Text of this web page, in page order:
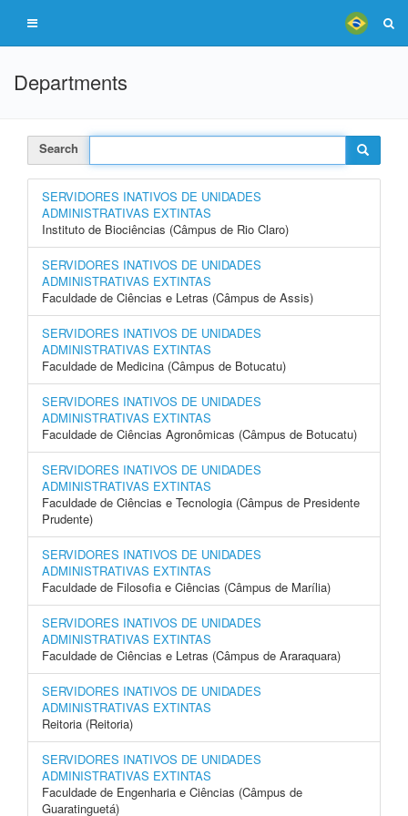
Departments
Search
SERVIDORES INATIVOS DE UNIDADES
ADMINISTRATIVAS EXTINTAS
Instituto de Biociências (Câmpus de Rio Claro)
SERVIDORES INATIVOS DE UNIDADES
ADMINISTRATIVAS EXTINTAS
Faculdade de Ciências e Letras (Câmpus de Assis)
SERVIDORES INATIVOS DE UNIDADES
ADMINISTRATIVAS EXTINTAS
Faculdade de Medicina (Câmpus de Botucatu)
SERVIDORES INATIVOS DE UNIDADES
ADMINISTRATIVAS EXTINTAS
Faculdade de Ciências Agronômicas (Câmpus de Botucatu)
SERVIDORES INATIVOS DE UNIDADES
ADMINISTRATIVAS EXTINTAS
Faculdade de Ciências e Tecnologia (Câmpus de Presidente
Prudente)
SERVIDORES INATIVOS DE UNIDADES
ADMINISTRATIVAS EXTINTAS
Faculdade de Filosofia e Ciências (Câmpus de Marília)
SERVIDORES INATIVOS DE UNIDADES
ADMINISTRATIVAS EXTINTAS
Faculdade de Ciências e Letras (Câmpus de Araraquara)
SERVIDORES INATIVOS DE UNIDADES
ADMINISTRATIVAS EXTINTAS
Reitoria (Reitoria)
SERVIDORES INATIVOS DE UNIDADES
ADMINISTRATIVAS EXTINTAS
Faculdade de Engenharia e Ciências (Câmpus de
Guaratinguetá)